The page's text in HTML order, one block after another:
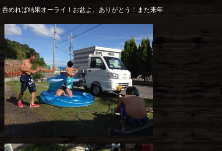
呑めれば結果オーライ！お盆よ、ありがとう！また来年